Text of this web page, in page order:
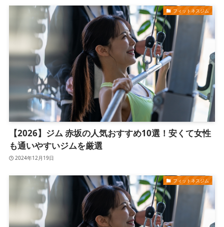
フィットネスジム
【2026】ジム 赤坂の人気おすすめ10選！安くて女性
も通いやすいジムを厳選
2024年12月19日
フィットネスジム